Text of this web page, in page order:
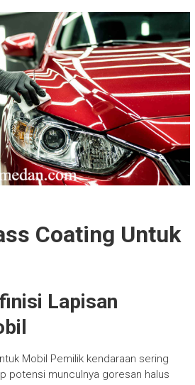
Coating Untuk
Lapisan
Mobil Pemilik kendaraan sering
potensi munculnya goresan halus